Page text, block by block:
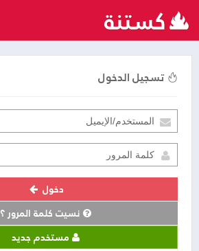
تسجيل الدخول
دخول
نسيت كلمة المرور ؟
مستخدم جديد